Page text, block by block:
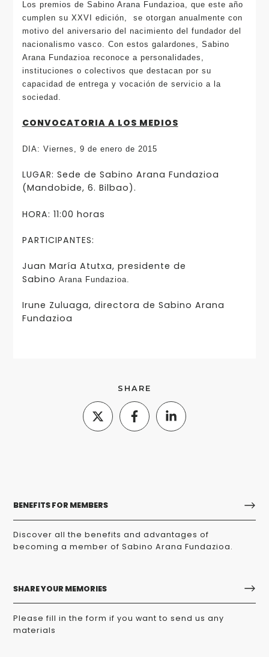
Los premios de Sabino Arana Fundazioa, que este año
cumplen su XXVI edición, se otorgan anualmente con
motivo del aniversario del nacimiento del fundador del
nacionalismo vasco. Con estos galardones, Sabino
Arana Fundazioa reconoce a personalidades,
instituciones o colectivos que destacan por su
capacidad de entrega y vocación de servicio a la
sociedad.
CONVOCATORIA A LOS MEDIOS
DIA: Viernes, 9 de enero de 2015
LUGAR: Sede de Sabino Arana Fundazioa
(Mandobide, 6. Bilbao).
HORA: 11:00 horas
PARTICIPANTES:
Juan María Atutxa, presidente de
Sabino Arana Fundazioa.
Irune Zuluaga, directora de Sabino Arana
Fundazioa
SHARE
BENEFITS FOR MEMBERS
Discover all the benefits and advantages of
becoming a member of Sabino Arana Fundazioa.
SHARE YOUR MEMORIES
Please fill in the form if you want to send us any
materials